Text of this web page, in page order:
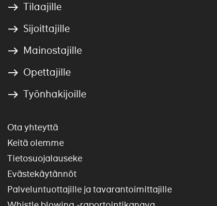
Tilaajille
Sijoittajille
Mainostajille
Opettajille
Työnhakijoille
Ota yhteyttä
Keitä olemme
Tietosuojalauseke
Evästekäytännöt
Palveluntuottajille ja tavarantoimittajille